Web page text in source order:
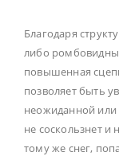
Благодаря
либо
повышенная
позволяет быть
неожиданной или
не соскользнет и
тому же снег,